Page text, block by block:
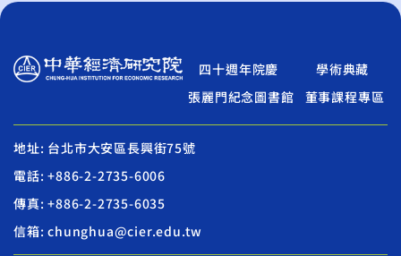
四十週年院慶
學術典藏
張麗門紀念圖書館
董事課程專區
地址: 台北市大安區長興街75號
電話: +886-2-2735-6006
傳真: +886-2-2735-6035
信箱: chunghua@cier.edu.tw